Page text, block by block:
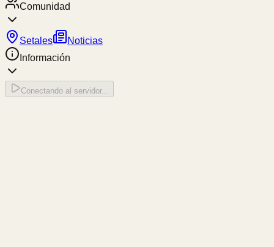
Comunidad
Setales
Noticias
Información
Conectando al servidor...